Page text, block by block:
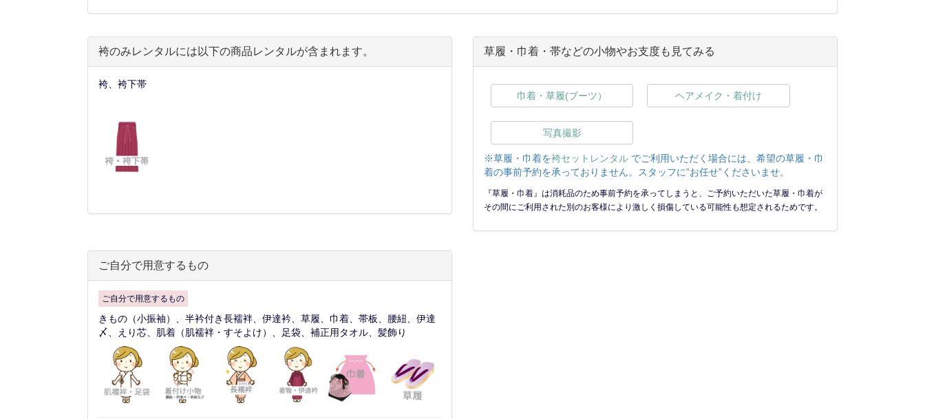
袴のみレンタルには以下の商品レンタルが含まれます。
袴、袴下帯
ご自分で用意するもの
ご自分で用意するもの
きもの（小振袖）、半衿付き長襦袢、伊達衿、草履、巾着、帯板、腰紐、伊達
〆、えり芯、肌着（肌襦袢・すそよけ）、足袋、補正用タオル、髪飾り
草履・巾着・帯などの小物やお支度も見てみる
巾着・草履(ブーツ） ヘアメイク・着付け
写真撮影
※草履・巾着を袴セットレンタル でご利用いただく場合には、希望の草履・巾
着の事前予約を承っておりません。スタッフに”お任せ”くださいませ。
『草履・巾着』は消耗品のため事前予約を承ってしまうと、ご予約いただいた草履・巾着が
その間にご利用された別のお客様により激しく損傷している可能性も想定されるためです。